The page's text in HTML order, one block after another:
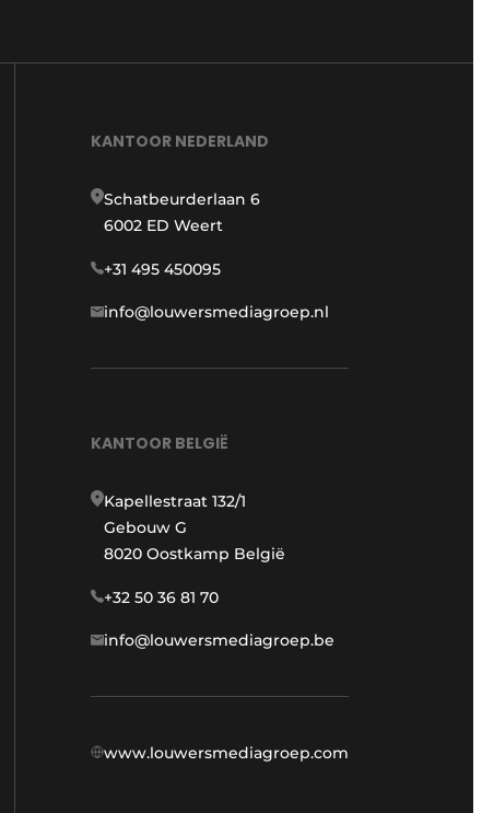
KANTOOR NEDERLAND
Schatbeurderlaan 6
6002 ED Weert
+31 495 450095
info@louwersmediagroep.nl
KANTOOR BELGIË
Kapellestraat 132/1
Gebouw G
8020 Oostkamp België
+32 50 36 81 70
info@louwersmediagroep.be
www.louwersmediagroep.com